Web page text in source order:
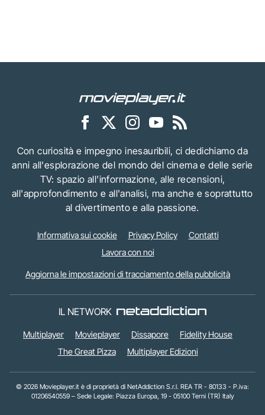
Con curiosità e impegno inesauribili, ci dedichiamo da
anni all'esplorazione del mondo del cinema e delle serie
TV: spazio all'informazione, alle recensioni,
all'approfondimento e all'analisi, ma anche e soprattutto
al divertimento e alla passione.
Informativa sui cookie Privacy Policy
Contatti
Lavora con noi
Aggiorna le impostazioni di tracciamento della pubblicità
IL NETWORK
Multiplayer Movieplayer Dissapore
Fidelity House
The Great Pizza
Multiplayer Edizioni
© 2026 Movieplayer.it è di proprietà di NetAddiction S.r.l. REA TR - 80133 - P.iva:
01206540559 – Sede Legale: Piazza Europa, 19 - 05100 Terni (TR) Italy